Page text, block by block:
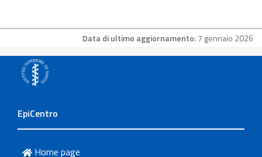
Data di ultimo aggiornamento: 7 gennaio 2026
EpiCentro
Home page